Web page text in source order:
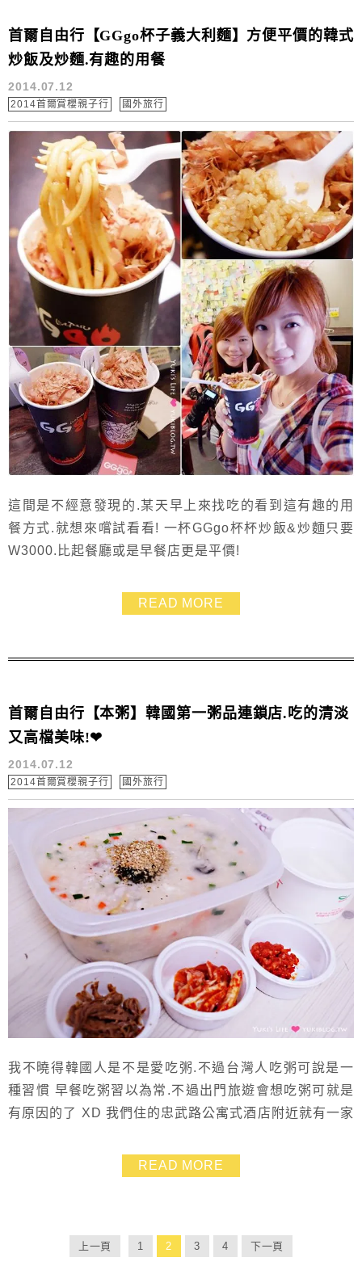
首爾自由行【GGgo杯子義大利麵】方便平價的韓式
炒飯及炒麵.有趣的用餐
2014.07.12
2014首爾賞櫻親子行 國外旅行
這間是不經意發現的.某天早上來找吃的看到這有趣的用
餐方式.就想來嚐試看看! 一杯GGgo杯杯炒飯&炒麵只要
W3000.比起餐廳或是早餐店更是平價!
READ MORE
首爾自由行【本粥】韓國第一粥品連鎖店.吃的清淡
又高檔美味!❤
2014.07.12
2014首爾賞櫻親子行 國外旅行
我不曉得韓國人是不是愛吃粥.不過台灣人吃粥可說是一
種習慣 早餐吃粥習以為常.不過出門旅遊會想吃粥可就是
有原因的了 XD 我們住的忠武路公寓式酒店附近就有一家
孩來吃些清淡的.所以納入本次的必吃名單囉~~
READ MORE
上一頁 1 2 3 4 下一頁